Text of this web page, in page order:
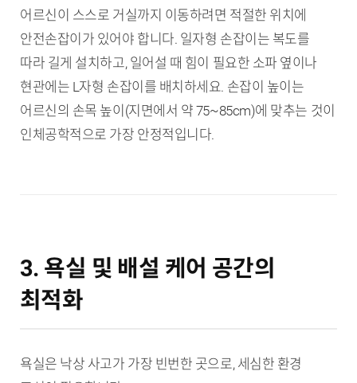
어르신이 스스로 거실까지 이동하려면 적절한 위치에
안전손잡이가 있어야 합니다. 일자형 손잡이는 복도를
따라 길게 설치하고, 일어설 때 힘이 필요한 소파 옆이나
현관에는 L자형 손잡이를 배치하세요. 손잡이 높이는
어르신의 손목 높이(지면에서 약 75~85cm)에 맞추는 것이
인체공학적으로 가장 안정적입니다.
3. 욕실 및 배설 케어 공간의
최적화
욕실은 낙상 사고가 가장 빈번한 곳으로, 세심한 환경